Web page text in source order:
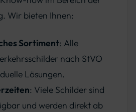
Wir bieten Ihnen:
Sortiment: Alle
nach StVO
Lösungen.
: Viele Schilder sind
und werden direkt ab